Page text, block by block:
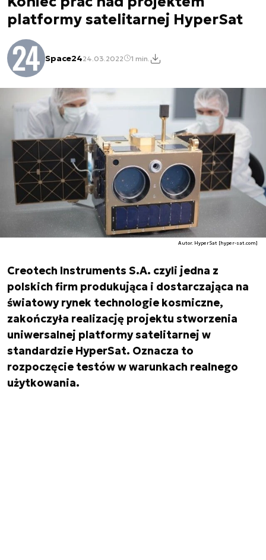
platformy satelitarnej HyperSat
Space2424.03.2022 1 min.
Autor. HyperSat [hyper-sat.com]
Creotech Instruments S.A. czyli jedna z
polskich firm produkująca i dostarczająca na
światowy rynek technologie kosmiczne,
zakończyła realizację projektu stworzenia
uniwersalnej platformy satelitarnej w
standardzie HyperSat. Oznacza to
rozpoczęcie testów w warunkach realnego
użytkowania.